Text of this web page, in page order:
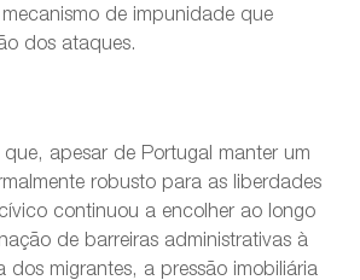
de impunidade que
dos ataques.
apesar de Portugal manter um
robusto para as liberdades
continuou a encolher ao longo
de barreiras administrativas à
migrantes, a pressão imobiliária